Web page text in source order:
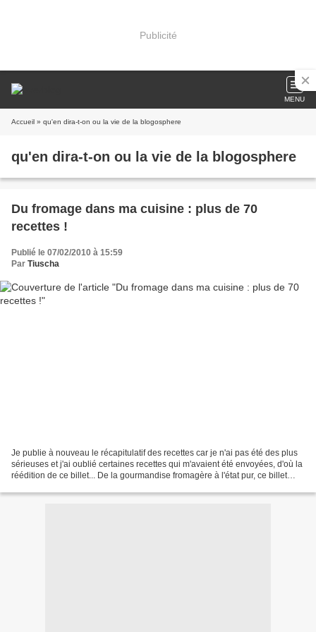
Publicité
MENU
Accueil » qu'en dira-t-on ou la vie de la blogosphere
qu'en dira-t-on ou la vie de la blogosphere
Du fromage dans ma cuisine : plus de 70
recettes !
Publié le 07/02/2010 à 15:59
Par Tiuscha
Je publie à nouveau le récapitulatif des recettes car je n'ai pas été des plus
sérieuses et j'ai oublié certaines recettes qui m'avaient été envoyées, d'où la
réédition de ce billet... De la gourmandise fromagère à l'état pur, ce billet